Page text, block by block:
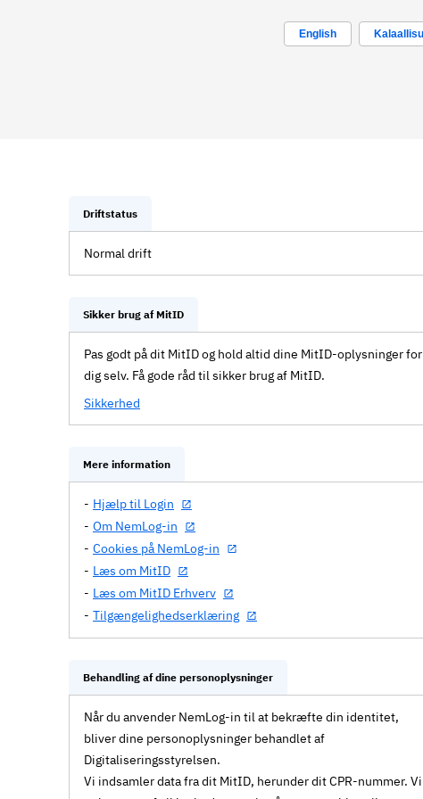
English
Driftstatus
Normal drift
Sikker brug af MitID
Pas godt på dit MitID og hold altid dine MitID-oplysninger for
dig selv. Få gode råd til sikker brug af MitID.
Sikkerhed
Mere information
Hjælp til Login
Om NemLog-in
Cookies på NemLog-in
Læs om MitID
Læs om MitID Erhverv
Tilgængelighedserklæring
Behandling af dine personoplysninger
Når du anvender NemLog-in til at bekræfte din identitet,
bliver dine personoplysninger behandlet af
Digitaliseringsstyrelsen.
Vi indsamler data fra dit MitID, herunder dit CPR-nummer. Vi